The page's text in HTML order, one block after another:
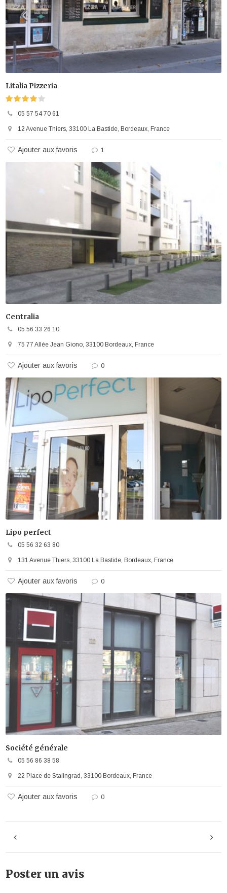
Litalia Pizzeria
05 57 54 70 61
12 Avenue Thiers, 33100 La Bastide, Bordeaux, France
Ajouter aux favoris 1
Centralia
05 56 33 26 10
75 77 Allée Jean Giono, 33100 Bordeaux, France
Ajouter aux favoris 0
Lipo perfect
05 56 32 63 80
131 Avenue Thiers, 33100 La Bastide, Bordeaux, France
Ajouter aux favoris 0
Société générale
05 56 86 38 58
22 Place de Stalingrad, 33100 Bordeaux, France
Ajouter aux favoris 0
Poster un avis